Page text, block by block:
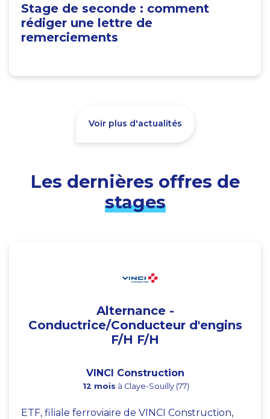
Stage de seconde : comment
rédiger une lettre de
remerciements
Voir plus d'actualités
Les dernières offres de
stages
Alternance -
Conductrice/Conducteur d'engins
F/H F/H
VINCI Construction
12 mois à Claye-Souilly (77)
ETF, filiale ferroviaire de VINCI Construction,